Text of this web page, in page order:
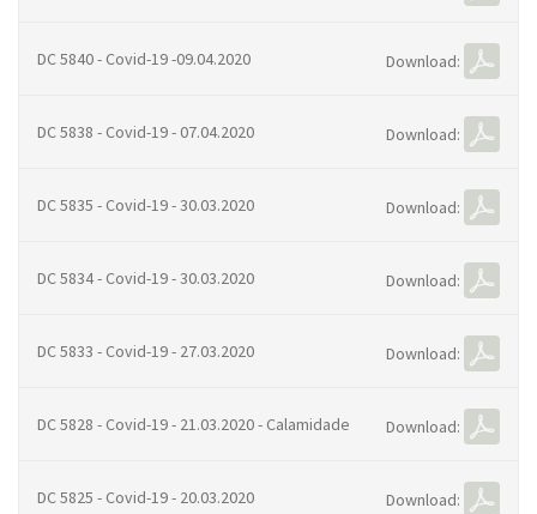
DC 5840 - Covid-19 -09.04.2020 Download:
DC 5838 - Covid-19 - 07.04.2020 Download:
DC 5835 - Covid-19 - 30.03.2020 Download:
DC 5834 - Covid-19 - 30.03.2020 Download:
DC 5833 - Covid-19 - 27.03.2020 Download:
DC 5828 - Covid-19 - 21.03.2020 - Calamidade Download:
DC 5825 - Covid-19 - 20.03.2020 Download: